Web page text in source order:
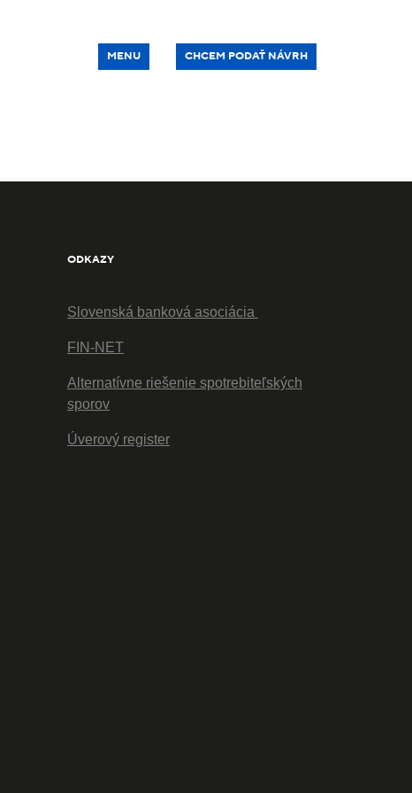
MENU CHCEM PODAŤ NÁVRH
ODKAZY
Slovenská banková asociácia
FIN-NET
Alternatívne riešenie spotrebiteľských
sporov
Úverový register